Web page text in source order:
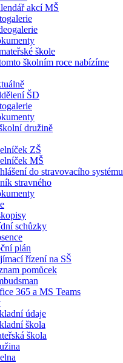
akcí MŠ
škole
školním roce nabízíme
ŠD
družině
ZŠ
MŠ
do stravovacího systému
stravného
schůzky
plán
řízení na SŠ
pomůcek
365 a MS Teams
údaje
škola
škola